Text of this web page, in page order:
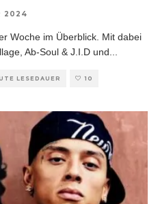
2024
Woche im Überblick. Mit dabei
Ab-Soul & J.I.D und
LESEDAUER 10